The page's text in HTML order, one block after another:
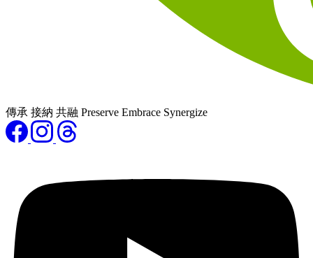
傳承 接納 共融 Preserve Embrace Synergize